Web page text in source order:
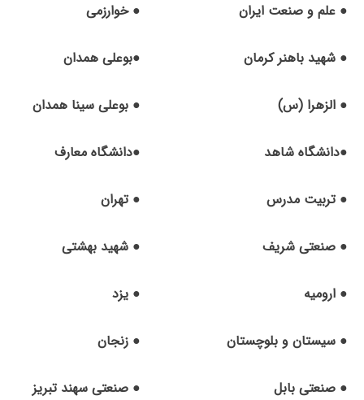
● علم و صنعت ایران ● خوارزمی
● شهید باهنر کرمان ●بوعلی همدان
● الزهرا (س) ● بوعلی سینا همدان
●دانشگاه شاهد ●دانشگاه معارف
● تربیت مدرس ● تهران
● صنعتی شریف ● شهید بهشتی
● ارومیه ● یزد
● سیستان و بلوچستان ● زنجان
● صنعتی بابل ● صنعتی سهند تبریز